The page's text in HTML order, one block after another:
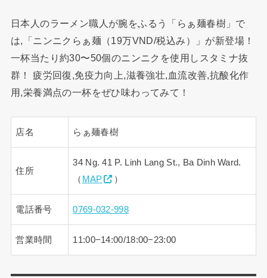
日本人のラーメン職人が腕をふるう「らぁ麺春樹」で
は,「ニンニクらぁ麺（19万VND/税込み）」が新登場！
一杯当たり約30〜50個のニンニクを使用しスタミナ抜
群！ 疲労回復,免疫力向上,滋養強壮,血流改善,抗酸化作
用,栄養満点の一杯をぜひ味わってみて！
店名 らぁ麺春樹
住所
34 Ng. 41 P. Linh Lang St., Ba Dinh Ward.
（ MAP ）
電話番号 0769-032-998
営業時間 11:00−14:00/18:00−23:00